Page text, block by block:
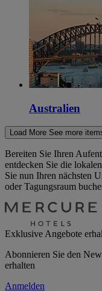
Australien
Load More See more
Bereiten Sie Ihren
entdecken Sie die
Sie nun Ihren nächsten
oder Tagungsraum
Exklusive Angebote
Abonnieren Sie den
erhalten
Anmelden